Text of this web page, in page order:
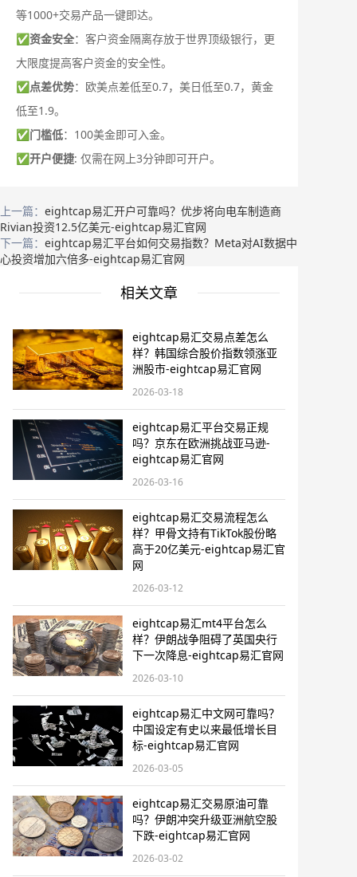
等1000+交易产品一键即达。
✅资金安全：客户资金隔离存放于世界顶级银行，更
大限度提高客户资金的安全性。
✅点差优势：欧美点差低至0.7，美日低至0.7，黄金
低至1.9。
✅门槛低：100美金即可入金。
✅开户便捷: 仅需在网上3分钟即可开户。
上一篇： eightcap易汇开户可靠吗？优步将向电车制造商
Rivian投资12.5亿美元-eightcap易汇官网
下一篇： eightcap易汇平台如何交易指数？Meta对AI数据中
心投资增加六倍多-eightcap易汇官网
相关文章
eightcap易汇交易点差怎么
样？韩国综合股价指数领涨亚
洲股市-eightcap易汇官网
2026-03-18
eightcap易汇平台交易正规
吗？京东在欧洲挑战亚马逊-
eightcap易汇官网
2026-03-16
eightcap易汇交易流程怎么
样？甲骨文持有TikTok股份略
高于20亿美元-eightcap易汇官
网
2026-03-12
eightcap易汇mt4平台怎么
样？伊朗战争阻碍了英国央行
下一次降息-eightcap易汇官网
2026-03-10
eightcap易汇中文网可靠吗？
中国设定有史以来最低增长目
标-eightcap易汇官网
2026-03-05
eightcap易汇交易原油可靠
吗？伊朗冲突升级亚洲航空股
下跌-eightcap易汇官网
2026-03-02